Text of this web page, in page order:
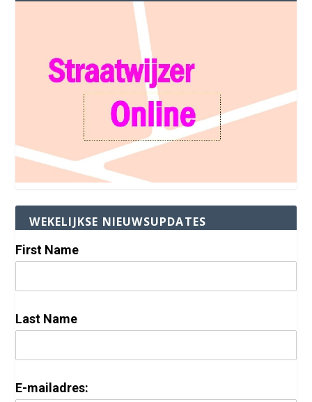
WEKELIJKSE NIEUWSUPDATES
First Name
Last Name
E-mailadres: